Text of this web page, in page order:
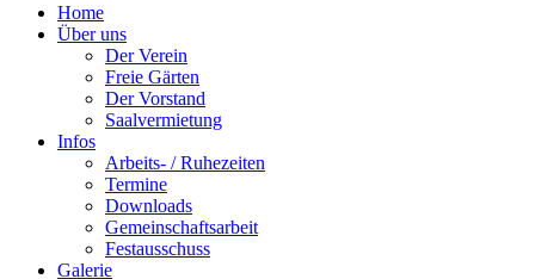
Home
Über uns
Der Verein
Freie Gärten
Der Vorstand
Saalvermietung
Infos
Arbeits- / Ruhezeiten
Termine
Downloads
Gemeinschaftsarbeit
Festausschuss
Galerie